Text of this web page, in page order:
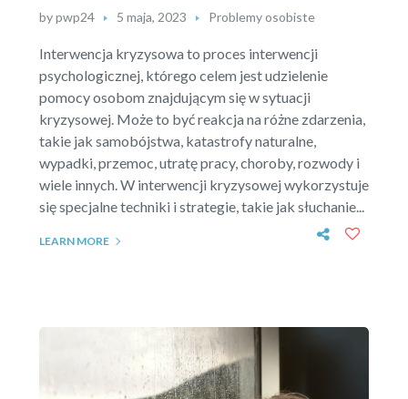
bypwp24 5 maja, 2023 Problemy osobiste
Interwencja kryzysowa to proces interwencji
psychologicznej, którego celem jest udzielenie
pomocy osobom znajdującym się w sytuacji
kryzysowej. Może to być reakcja na różne zdarzenia,
takie jak samobójstwa, katastrofy naturalne,
wypadki, przemoc, utratę pracy, choroby, rozwody i
wiele innych. W interwencji kryzysowej wykorzystuje
się specjalne techniki i strategie, takie jak słuchanie...
LEARN MORE